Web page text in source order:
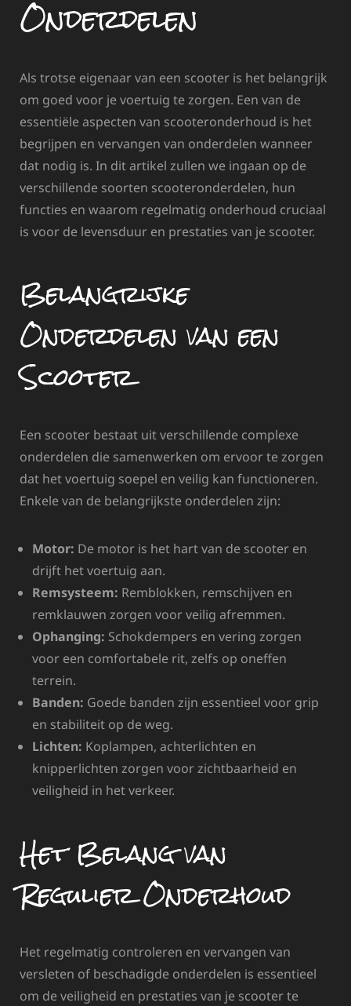
Onderdelen
Als trotse eigenaar van een scooter is het belangrijk
om goed voor je voertuig te zorgen. Een van de
essentiële aspecten van scooteronderhoud is het
begrijpen en vervangen van onderdelen wanneer
dat nodig is. In dit artikel zullen we ingaan op de
verschillende soorten scooteronderdelen, hun
functies en waarom regelmatig onderhoud cruciaal
is voor de levensduur en prestaties van je scooter.
Belangrijke
Onderdelen van een
Scooter
Een scooter bestaat uit verschillende complexe
onderdelen die samenwerken om ervoor te zorgen
dat het voertuig soepel en veilig kan functioneren.
Enkele van de belangrijkste onderdelen zijn:
Motor: De motor is het hart van de scooter en
drijft het voertuig aan.
Remsysteem: Remblokken, remschijven en
remklauwen zorgen voor veilig afremmen.
Ophanging: Schokdempers en vering zorgen
voor een comfortabele rit, zelfs op oneffen
terrein.
Banden: Goede banden zijn essentieel voor grip
en stabiliteit op de weg.
Lichten: Koplampen, achterlichten en
knipperlichten zorgen voor zichtbaarheid en
veiligheid in het verkeer.
Het Belang van
Regulier Onderhoud
Het regelmatig controleren en vervangen van
versleten of beschadigde onderdelen is essentieel
om de veiligheid en prestaties van je scooter te